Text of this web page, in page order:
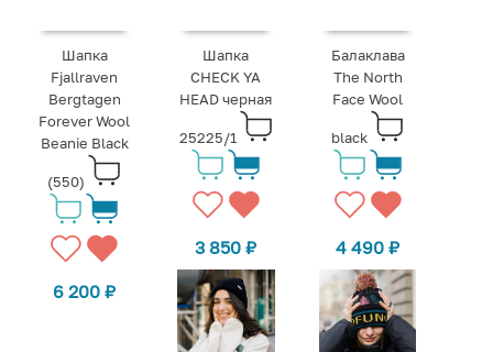
Шапка
Fjallraven
Bergtagen
Forever Wool
Beanie Black
(550)
6 200₽
Шапка
CHECK YA
HEAD черная
25225/1
3 850₽
Балаклава
The North
Face Wool
black
4 490₽